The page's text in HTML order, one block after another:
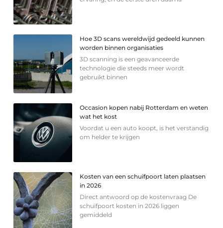
Hoe 3D scans wereldwijd gedeeld kunnen
worden binnen organisaties
3D scanning is een geavanceerde
technologie die steeds meer wordt
gebruikt binnen
Occasion kopen nabij Rotterdam en weten
wat het kost
Voordat u een auto koopt, is het verstandig
om helder te krijgen
Kosten van een schuifpoort laten plaatsen
in 2026
Direct antwoord op de kostenvraag De
schuifpoort kosten in 2026 liggen
gemiddeld